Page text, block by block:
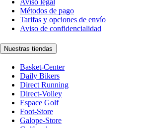
Métodos de pago
Tarifas y opciones de envío
Aviso de confidencialidad
Nuestras tiendas
Basket-Center
Daily Bikers
Direct Running
Direct-Volley
Espace Golf
Foot-Store
Galope-Store